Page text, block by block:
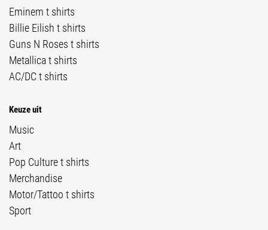
Eminem t shirts
Billie Eilish t shirts
Guns N Roses t shirts
Metallica t shirts
AC/DC t shirts
Keuze uit
Music
Art
Pop Culture t shirts
Merchandise
Motor/Tattoo t shirts
Sport